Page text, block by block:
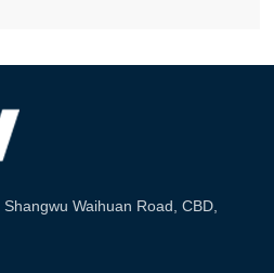
Waihuan Road, CBD,